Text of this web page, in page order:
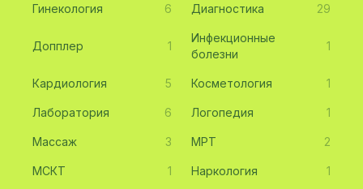
Гинекология 6 Диагностика 29
Допплер 1
Инфекционные
болезни
1
Кардиология 5 Косметология 1
Лаборатория 6 Логопедия 1
Массаж 3 МРТ 2
МСКТ 1 Наркология 1